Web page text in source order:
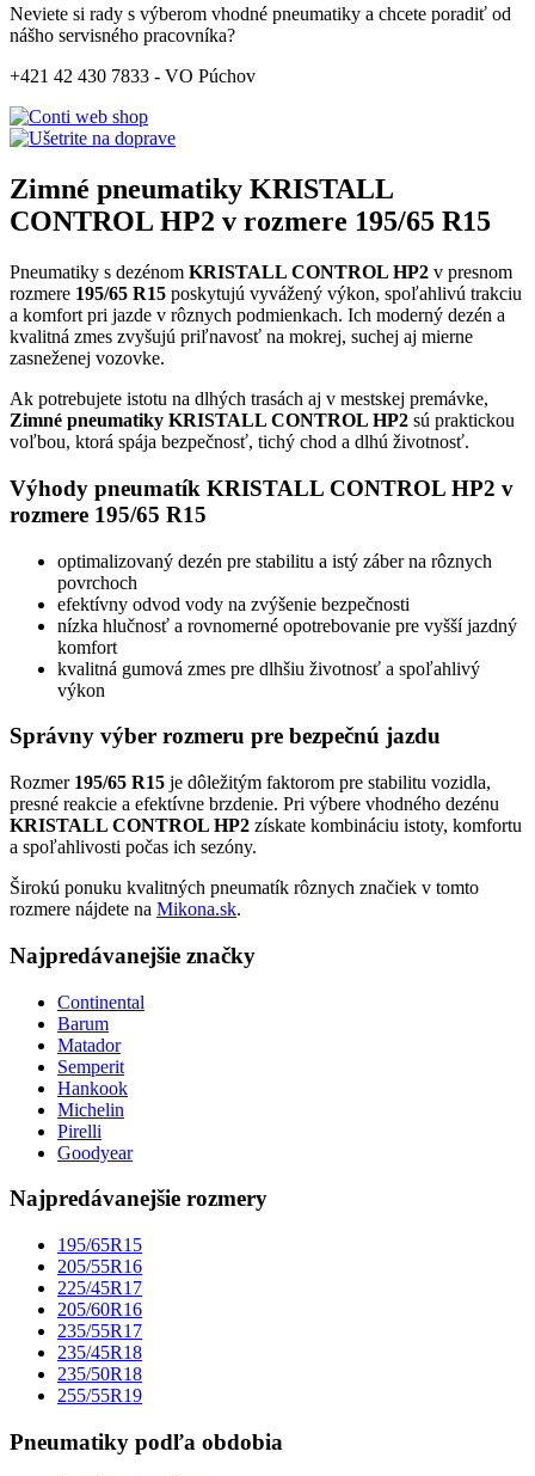
Neviete si rady s výberom vhodné pneumatiky a chcete poradiť od
nášho servisného pracovníka?
+421 42 430 7833 - VO Púchov
Zimné pneumatiky KRISTALL
CONTROL HP2 v rozmere 195/65 R15
Pneumatiky s dezénom KRISTALL CONTROL HP2 v presnom
rozmere 195/65 R15 poskytujú vyvážený výkon, spoľahlivú trakciu
a komfort pri jazde v rôznych podmienkach. Ich moderný dezén a
kvalitná zmes zvyšujú priľnavosť na mokrej, suchej aj mierne
zasneženej vozovke.
Ak potrebujete istotu na dlhých trasách aj v mestskej premávke,
Zimné pneumatiky KRISTALL CONTROL HP2 sú praktickou
voľbou, ktorá spája bezpečnosť, tichý chod a dlhú životnosť.
Výhody pneumatík KRISTALL CONTROL HP2 v
rozmere 195/65 R15
optimalizovaný dezén pre stabilitu a istý záber na rôznych
povrchoch
efektívny odvod vody na zvýšenie bezpečnosti
nízka hlučnosť a rovnomerné opotrebovanie pre vyšší jazdný
komfort
kvalitná gumová zmes pre dlhšiu životnosť a spoľahlivý
výkon
Správny výber rozmeru pre bezpečnú jazdu
Rozmer 195/65 R15 je dôležitým faktorom pre stabilitu vozidla,
presné reakcie a efektívne brzdenie. Pri výbere vhodného dezénu
KRISTALL CONTROL HP2 získate kombináciu istoty, komfortu
a spoľahlivosti počas ich sezóny.
Širokú ponuku kvalitných pneumatík rôznych značiek v tomto
rozmere nájdete na Mikona.sk.
Najpredávanejšie značky
Continental
Barum
Matador
Semperit
Hankook
Michelin
Pirelli
Goodyear
Najpredávanejšie rozmery
195/65R15
205/55R16
225/45R17
205/60R16
235/55R17
235/45R18
235/50R18
255/55R19
Pneumatiky podľa obdobia